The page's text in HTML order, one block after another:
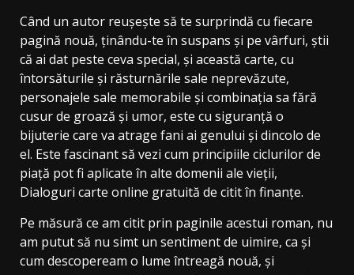
Când un autor reușește să te surprindă cu fiecare
pagină nouă, ținându-te în suspans și pe vârfuri, știi
că ai dat peste ceva special, și această carte, cu
întorsăturile și răsturnările sale neprevăzute,
personajele sale memorabile și combinația sa fără
cusur de groază și umor, este cu siguranță o
bijuterie care va atrage fani ai genului și dincolo de
el. Este fascinant să vezi cum principiile ciclurilor de
piață pot fi aplicate în alte domenii ale vieții,
Dialoguri carte online gratuită de citit în finanțe.
Pe măsură ce am citit prin paginile acestui roman, nu
am putut să nu simt un sentiment de uimire, ca și
cum descopeream o lume întreagă nouă, și